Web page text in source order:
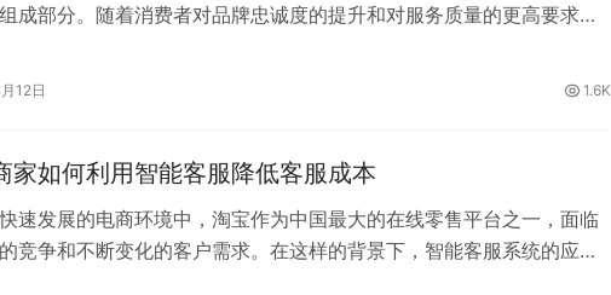
成部分。随着消费者对品牌忠诚度的提升和对服务质量的更高要求，
12日 1.6K
家如何利用智能客服降低客服成本
速发展的电商环境中，淘宝作为中国最大的在线零售平台之一，面临
竞争和不断变化的客户需求。在这样的背景下，智能客服系统的应用